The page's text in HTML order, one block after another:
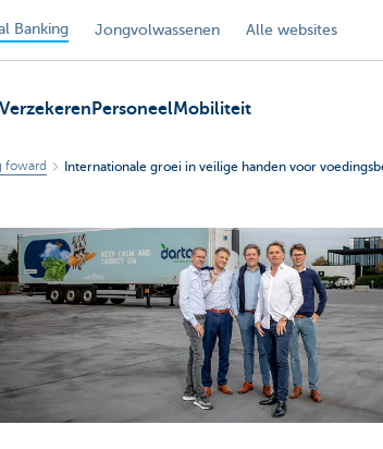
Banking Jongvolwassenen Alle websites
Verzekeren PersoneelMobiliteit
foward Internationale groei in veilige handen voor